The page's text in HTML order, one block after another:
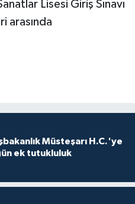
Lisesi Giriş Sınavı
arasında
Müsteşarı H.C.'ye
ek tutukluluk